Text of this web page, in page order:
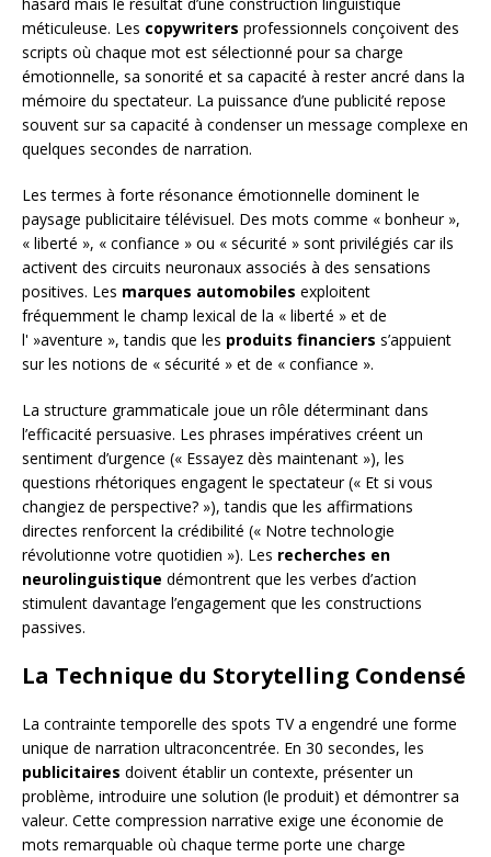
méticuleuse. Les copywriters professionnels conçoivent des
scripts où chaque mot est sélectionné pour sa charge
émotionnelle, sa sonorité et sa capacité à rester ancré dans la
mémoire du spectateur. La puissance d’une publicité repose
souvent sur sa capacité à condenser un message complexe en
quelques secondes de narration.
Les termes à forte résonance émotionnelle dominent le
paysage publicitaire télévisuel. Des mots comme « bonheur »,
« liberté », « confiance » ou « sécurité » sont privilégiés car ils
activent des circuits neuronaux associés à des sensations
positives. Les marques automobiles exploitent
fréquemment le champ lexical de la « liberté » et de
l' »aventure », tandis que les produits financiers s’appuient
sur les notions de « sécurité » et de « confiance ».
La structure grammaticale joue un rôle déterminant dans
l’efficacité persuasive. Les phrases impératives créent un
sentiment d’urgence (« Essayez dès maintenant »), les
questions rhétoriques engagent le spectateur (« Et si vous
changiez de perspective? »), tandis que les affirmations
directes renforcent la crédibilité (« Notre technologie
révolutionne votre quotidien »). Les recherches en
neurolinguistique démontrent que les verbes d’action
stimulent davantage l’engagement que les constructions
passives.
La Technique du Storytelling Condensé
La contrainte temporelle des spots TV a engendré une forme
unique de narration ultraconcentrée. En 30 secondes, les
publicitaires doivent établir un contexte, présenter un
problème, introduire une solution (le produit) et démontrer sa
valeur. Cette compression narrative exige une économie de
mots remarquable où chaque terme porte une charge